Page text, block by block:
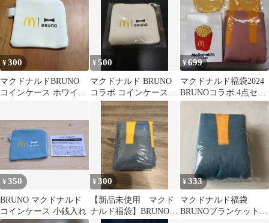
¥300
マクドナルドBRUNO
コインケース ホワイ
¥500
マクドナルド BRUNO
コラボ コインケース
2024福袋
¥699
マクドナルド福袋2024
BRUNOコラボ 4点セッ
ト
¥350
BRUNO マクドナルド
コインケース 小銭入れ
¥300
【新品未使用 マクド
ナルド福袋】BRUNOコ
¥333
マクドナルド福袋
BRUNOブランケット